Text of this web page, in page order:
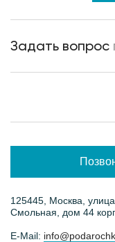
Задать вопрос
125445, Москва, улица
Смольная, дом 44
E-Mail: